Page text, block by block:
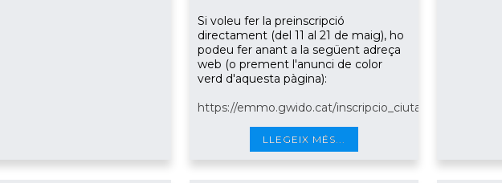
Si voleu fer la preinscripció
directament (del 11 al 21 de maig), ho
podeu fer anant a la següent adreça
web (o prement l'anunci de color
verd d'aquesta pàgina):
https://emmo.gwido.cat/inscripcio_ciutadana/public/
LLEGEIX MÉS...